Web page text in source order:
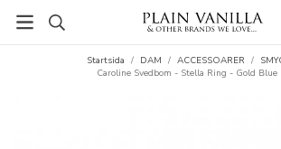
Startsida / DAM / ACCESSOARER /
Caroline Svedbom - Stella Ring - Gold Blue